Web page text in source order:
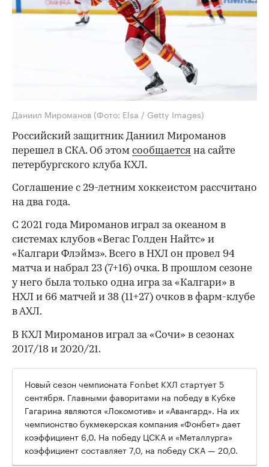
Даниил Мироманов (Фото: Elsa / Getty Images)
Российский защитник Даниил Мироманов
перешел в СКА. Об этом сообщается на сайте
петербургского клуба КХЛ.
Соглашение с 29-летним хоккеистом рассчитано
на два года.
С 2021 года Мироманов играл за океаном в
системах клубов «Вегас Голден Найтс» и
«Калгари Флэймз». Всего в НХЛ он провел 94
матча и набрал 23 (7+16) очка. В прошлом сезоне
у него была только одна игра за «Калгари» в
НХЛ и 66 матчей и 38 (11+27) очков в фарм-клубе
в АХЛ.
00:00 / 00:00
В КХЛ Мироманов играл за «Сочи» в сезонах
2017/18 и 2020/21.
Новый сезон чемпионата Fonbet КХЛ стартует 5
сентября. Главными фаворитами на победу в Кубке
Гагарина являются «Локомотив» и «Авангард». На их
чемпионство букмекерская компания «Фонбет» дает
коэффициент 6,0. На победу ЦСКА и «Металлурга»
коэффициент составляет 7,0, на победу СКА — 20,0.